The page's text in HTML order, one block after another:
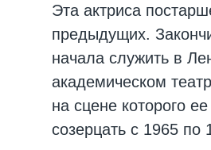
Эта актриса
предыдущих.
начала служить в
академическом
на сцене которого
созерцать с 1965 по